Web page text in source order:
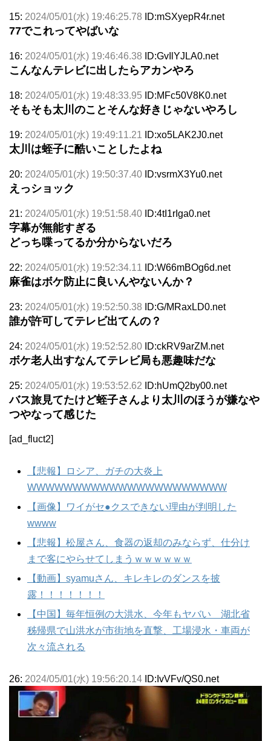
15: 2024/05/01(水) 19:46:25.78 ID:mSXyepR4r.net
77でこれってやばいな
16: 2024/05/01(水) 19:46:46.38 ID:GvIlYJLA0.net
こんなんテレビに出したらアカンやろ
18: 2024/05/01(水) 19:48:33.95 ID:MFc50V8K0.net
そもそも太川のことそんな好きじゃないやろし
19: 2024/05/01(水) 19:49:11.21 ID:xo5LAK2J0.net
太川は蛭子に酷いことしたよね
20: 2024/05/01(水) 19:50:37.40 ID:vsrmX3Yu0.net
えっショック
21: 2024/05/01(水) 19:51:58.40 ID:4tI1rIga0.net
字幕が無能すぎる
どっち喋ってるか分からないだろ
22: 2024/05/01(水) 19:52:34.11 ID:W66mBOg6d.net
麻雀はボケ防止に良いんやないんか？
23: 2024/05/01(水) 19:52:50.38 ID:G/MRaxLD0.net
誰が許可してテレビ出てんの？
24: 2024/05/01(水) 19:52:52.80 ID:ckRV9arZM.net
ボケ老人出すなんてテレビ局も悪趣味だな
25: 2024/05/01(水) 19:53:52.62 ID:hUmQ2by00.net
バス旅見てたけど蛭子さんより太川のほうが嫌なや
つやなって感じた
[ad_fluct2]
【悲報】ロシア、ガチの大炎上
WWWWWWWWWWWWWWWWWWWWWW
【画像】ワイがセ●クスできない理由が判明した
wwww
【悲報】松屋さん、食器の返却のみならず、仕分け
まで客にやらせてしまうｗｗｗｗｗｗ
【動画】syamuさん、キレキレのダンスを披
露！！！！！！！
【中国】毎年恒例の大洪水、今年もヤバい 湖北省
秭帰県で山洪水が市街地を直撃、工場浸水・車両が
次々流される
26: 2024/05/01(水) 19:56:20.14 ID:IvVFv/QS0.net